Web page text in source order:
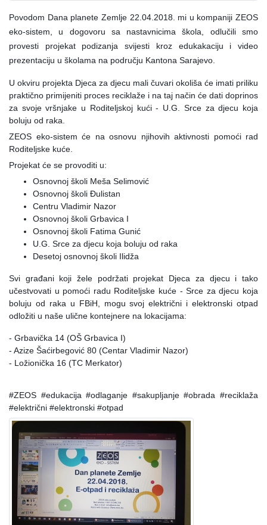
Povodom Dana planete Zemlje 22.04.2018. mi u kompaniji ZEOS
eko-sistem, u dogovoru sa nastavnicima škola, odlučili smo
provesti projekat podizanja svijesti kroz edukakaciju i video
prezentaciju u školama na području Kantona Sarajevo.
U okviru projekta Djeca za djecu mali čuvari okoliša će imati priliku
praktično primijeniti proces reciklaže i na taj način će dati doprinos
za svoje vršnjake u Roditeljskoj kući - U.G. Srce za djecu koja
boluju od raka.
ZEOS eko-sistem će na osnovu njihovih aktivnosti pomoći rad
Roditeljske kuće.
Projekat će se provoditi u:
Osnovnoj školi Meša Selimović
Osnovnoj školi Đulistan
Centru Vladimir Nazor
Osnovnoj školi Grbavica I
Osnovnoj školi Fatima Gunić
U.G. Srce za djecu koja boluju od raka
Desetoj osnovnoj školi Ilidža
Svi građani koji žele podržati projekat Djeca za djecu i tako
učestvovati u pomoći radu Roditeljske kuće - Srce za djecu koja
boluju od raka u FBiH, mogu svoj električni i elektronski otpad
odložiti u naše ulične kontejnere na lokacijama:
- Grbavička 14 (OŠ Grbavica I)
- Azize Šaćirbegović 80 (Centar Vladimir Nazor)
- Ložionička 16 (TC Merkator)
#ZEOS #edukacija #odlaganje #sakupljanje #obrada #reciklaža
#električni #elektronski #otpad